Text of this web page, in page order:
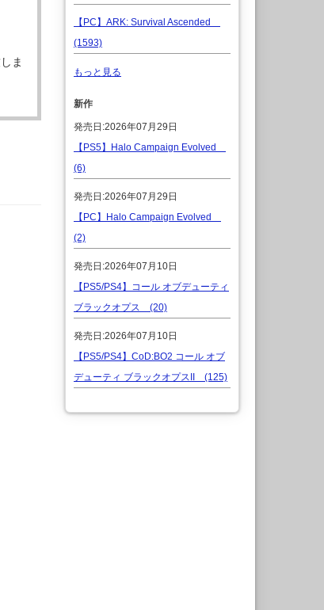
ま
【PC】ARK: Survival Ascended
(1593)
もっと見る
新作
発売日:2026年07月29日
【PS5】Halo Campaign Evolved
(6)
発売日:2026年07月29日
【PC】Halo Campaign Evolved
(2)
発売日:2026年07月10日
【PS5/PS4】コール オブデューティ
ブラックオプス (20)
発売日:2026年07月10日
【PS5/PS4】CoD:BO2 コール オブ
デューティ ブラックオプスII (125)